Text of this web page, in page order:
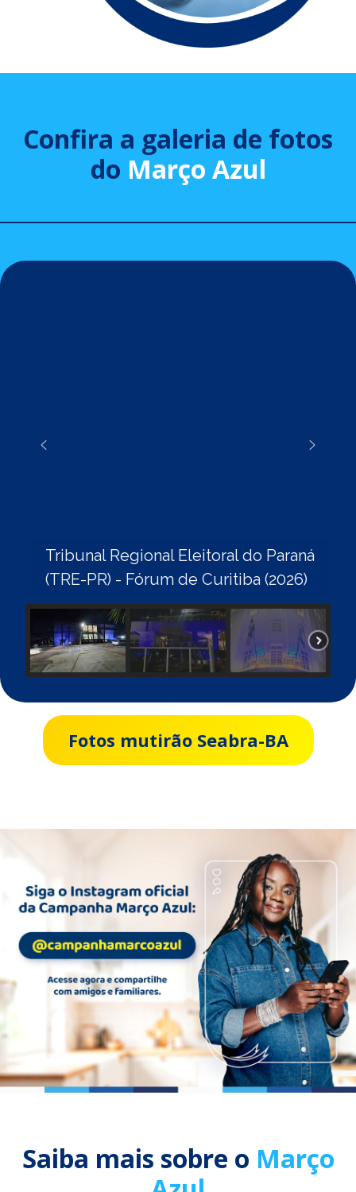
Confira a galeria de fotos
do Março Azul
Tribunal Regional Eleitoral do Paraná
(TRE-PR) - Fórum de Curitiba (2026)
Fotos mutirão Seabra-BA
Saiba mais sobre o Março